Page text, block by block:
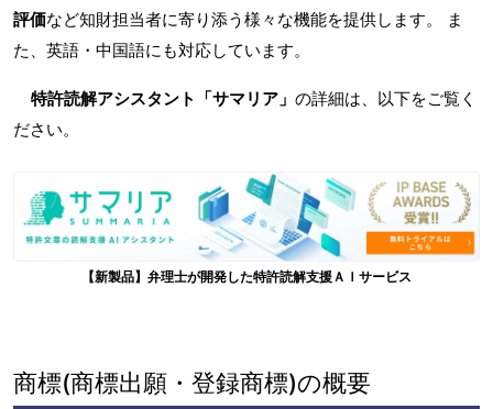
評価など知財担当者に寄り添う様々な機能を提供します。 ま
た、英語・中国語にも対応しています。
特許読解アシスタント「サマリア」 の詳細は、以下をご覧く
ださい。
【新製品】弁理士が開発した特許読解支援ＡＩサービス
商標(商標出願・登録商標)の概要